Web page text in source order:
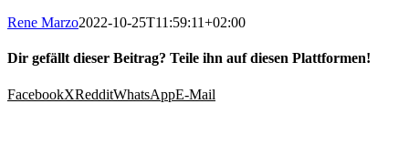
Rene Marzo2022-10-25T11:59:11+02:00
Dir gefällt dieser Beitrag? Teile ihn auf diesen Plattformen!
FacebookXRedditWhatsAppE-Mail